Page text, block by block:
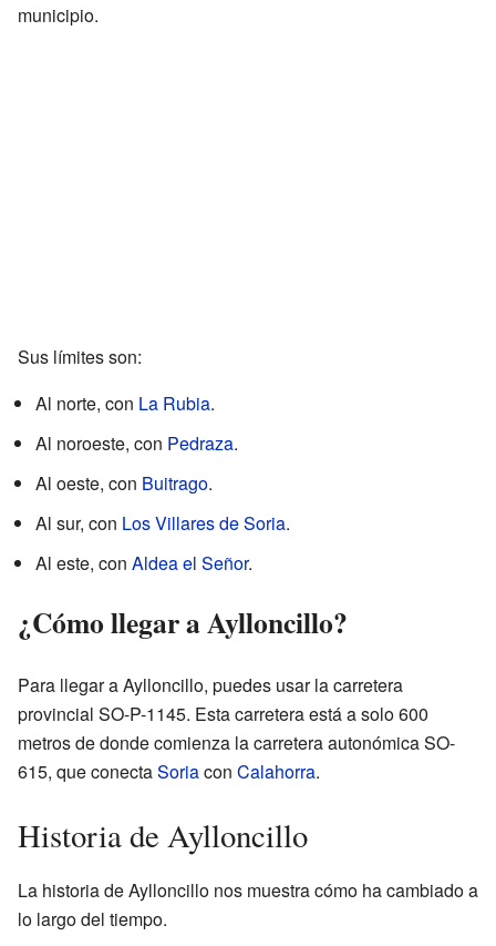
municipio.
Sus límites son:
Al norte, con La Rubia.
Al noroeste, con Pedraza.
Al oeste, con Buitrago.
Al sur, con Los Villares de Soria.
Al este, con Aldea el Señor.
¿Cómo llegar a Aylloncillo?
Para llegar a Aylloncillo, puedes usar la carretera
provincial SO-P-1145. Esta carretera está a solo 600
metros de donde comienza la carretera autonómica SO-
615, que conectaSoriacon Calahorra.
Historia de Aylloncillo
La historia de Aylloncillo nos muestra cómo ha cambiado a
lo largo del tiempo.